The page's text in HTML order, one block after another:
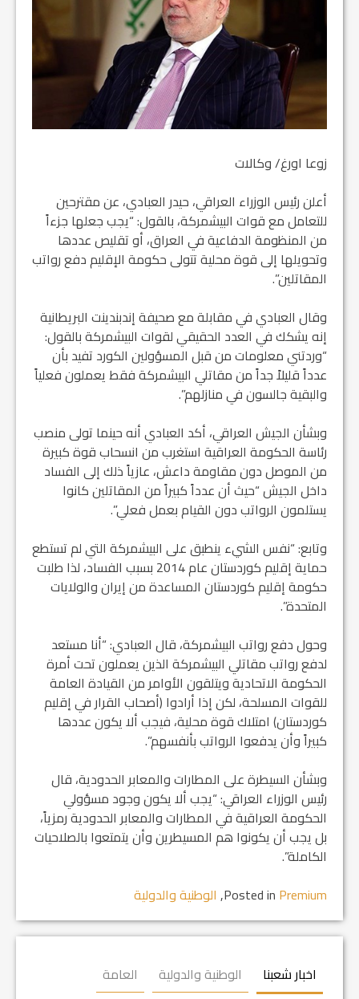
زوعا اورغ/ وكالات
أعلن رئيس الوزراء العراقي، حيدر العبادي، عن مقترحين
للتعامل مع قوات البيشمركة، بالقول: “يجب جعلها جزءاً
من المنظومة الدفاعية في العراق، أو تقليص عددها
وتحويلها إلى قوة محلية تتولى حكومة الإقليم دفع رواتب
المقاتلين”.
وقال العبادي في مقابلة مع صحيفة إندبندينت البريطانية
إنه يشكك في العدد الحقيقي لقوات البيشمركة بالقول:
“وردتني معلومات من قبل المسؤولين الكورد تفيد بأن
عدداً قليلاً جداً من مقاتلي البيشمركة فقط يعملون فعلياً
والبقية جالسون في منازلهم”.
وبشأن الجيش العراقي، أكد العبادي أنه حينما تولى منصب
رئاسة الحكومة العراقية استغرب من انسحاب قوة كبيرة
من الموصل دون مقاومة داعش، عازياً ذلك إلى الفساد
داخل الجيش “حيث أن عدداً كبيراً من المقاتلين كانوا
يستلمون الرواتب دون القيام بعمل فعلي”.
وتابع: “نفس الشيء ينطبق على البيشمركة التي لم تستطع
حماية إقليم كوردستان عام 2014 بسبب الفساد، لذا طلبت
حكومة إقليم كوردستان المساعدة من إيران والولايات
المتحدة”.
وحول دفع رواتب البيشمركة، قال العبادي: “أنا مستعد
لدفع رواتب مقاتلي البيشمركة الذين يعملون تحت أمرة
الحكومة الاتحادية ويتلقون الأوامر من القيادة العامة
للقوات المسلحة، لكن إذا أرادوا (أصحاب القرار في إقليم
كوردستان) امتلاك قوة محلية، فيجب ألا يكون عددها
كبيراً وأن يدفعوا الرواتب بأنفسهم”.
وبشأن السيطرة على المطارات والمعابر الحدودية، قال
رئيس الوزراء العراقي: “يجب ألا يكون وجود مسؤولي
الحكومة العراقية في المطارات والمعابر الحدودية رمزياً،
بل يجب أن يكونوا هم المسيطرين وأن يتمتعوا بالصلاحيات
الكاملة”.
Posted in Premium
, الوطنية والدولية
اخبار شعبنا الوطنية والدولية العامة